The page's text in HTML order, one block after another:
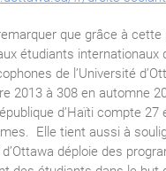
que grâce à cette
étudiants internationaux
de l’Université
2013 à 308 en automne
d’Haïti compte
Elle tient aussi à
déploie des